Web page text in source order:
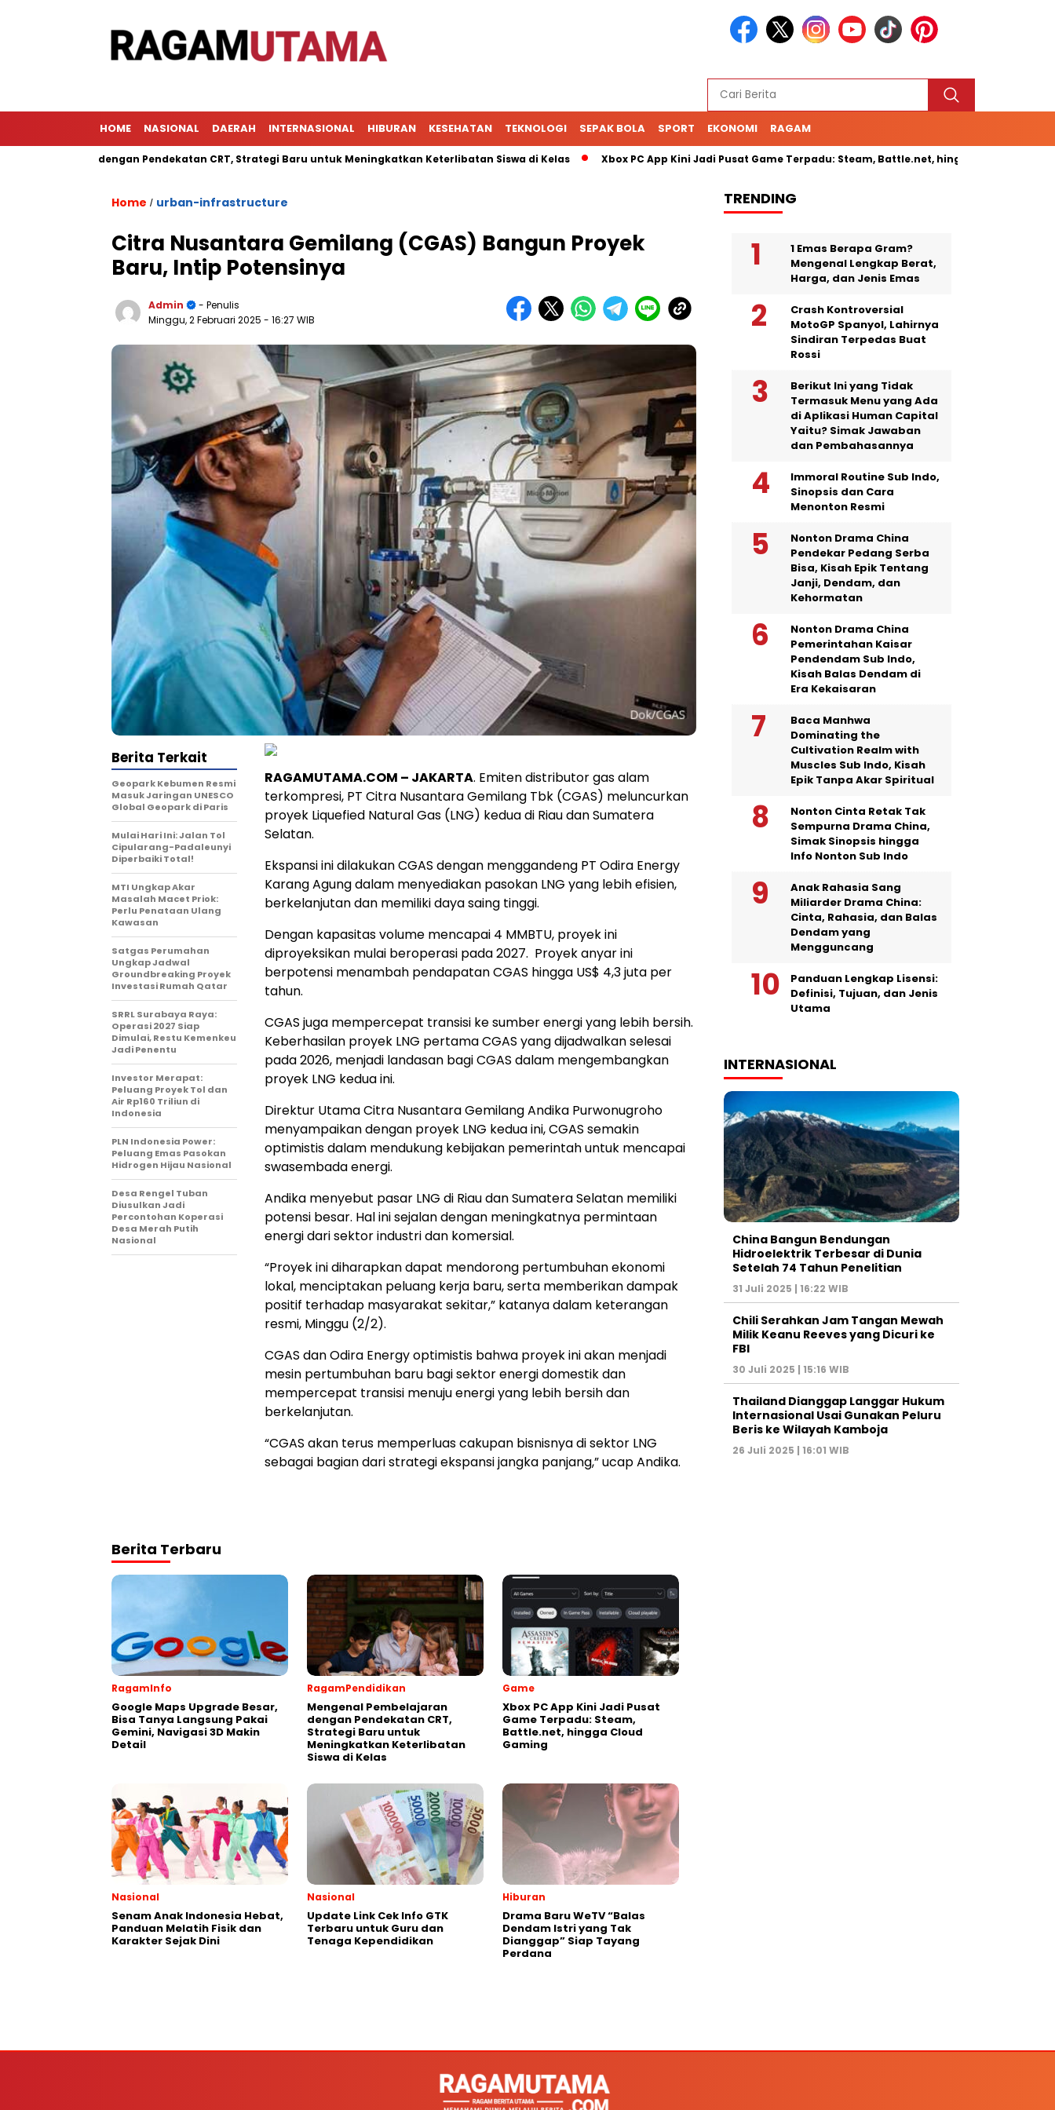
HOME NASIONAL DAERAH INTERNASIONAL HIBURAN KESEHATAN TEKNOLOGI SEPAK BOLA SPORT EKONOMI RAGAM
dengan Pendekatan CRT, Strategi Baru untuk Meningkatkan Keterlibatan Siswa di Kelas Xbox PC App Kini Jadi Pusat Game Terpadu: Steam, Battle.net, hingga Cloud Gaming
Home / urban-infrastructure
Citra Nusantara Gemilang (CGAS) Bangun Proyek
Baru, Intip Potensinya
Admin
- Penulis
Minggu, 2 Februari 2025 - 16:27 WIB
RAGAMUTAMA.COM – JAKARTA. Emiten distributor gas alam
terkompresi, PT Citra Nusantara Gemilang Tbk (CGAS) meluncurkan
proyek Liquefied Natural Gas (LNG) kedua di Riau dan Sumatera
Selatan.
Ekspansi ini dilakukan CGAS dengan menggandeng PT Odira Energy
Karang Agung dalam menyediakan pasokan LNG yang lebih efisien,
berkelanjutan dan memiliki daya saing tinggi.
Dengan kapasitas volume mencapai 4 MMBTU, proyek ini
diproyeksikan mulai beroperasi pada 2027. Proyek anyar ini
berpotensi menambah pendapatan CGAS hingga US$ 4,3 juta per
tahun.
CGAS juga mempercepat transisi ke sumber energi yang lebih bersih.
Keberhasilan proyek LNG pertama CGAS yang dijadwalkan selesai
pada 2026, menjadi landasan bagi CGAS dalam mengembangkan
proyek LNG kedua ini.
Direktur Utama Citra Nusantara Gemilang Andika Purwonugroho
menyampaikan dengan proyek LNG kedua ini, CGAS semakin
optimistis dalam mendukung kebijakan pemerintah untuk mencapai
swasembada energi.
Andika menyebut pasar LNG di Riau dan Sumatera Selatan memiliki
potensi besar. Hal ini sejalan dengan meningkatnya permintaan
energi dari sektor industri dan komersial.
“Proyek ini diharapkan dapat mendorong pertumbuhan ekonomi
lokal, menciptakan peluang kerja baru, serta memberikan dampak
positif terhadap masyarakat sekitar,” katanya dalam keterangan
resmi, Minggu (2/2).
CGAS dan Odira Energy optimistis bahwa proyek ini akan menjadi
mesin pertumbuhan baru bagi sektor energi domestik dan
mempercepat transisi menuju energi yang lebih bersih dan
berkelanjutan.
“CGAS akan terus memperluas cakupan bisnisnya di sektor LNG
sebagai bagian dari strategi ekspansi jangka panjang,” ucap Andika.
Berita Terkait
Geopark Kebumen Resmi
Masuk Jaringan UNESCO
Global Geopark di Paris
Mulai Hari Ini: Jalan Tol
Cipularang-Padaleunyi
Diperbaiki Total!
MTI Ungkap Akar
Masalah Macet Priok:
Perlu Penataan Ulang
Kawasan
Satgas Perumahan
Ungkap Jadwal
Groundbreaking Proyek
Investasi Rumah Qatar
SRRL Surabaya Raya:
Operasi 2027 Siap
Dimulai, Restu Kemenkeu
Jadi Penentu
Investor Merapat:
Peluang Proyek Tol dan
Air Rp160 Triliun di
Indonesia
PLN Indonesia Power:
Peluang Emas Pasokan
Hidrogen Hijau Nasional
Desa Rengel Tuban
Diusulkan Jadi
Percontohan Koperasi
Desa Merah Putih
Nasional
Berita Terbaru
RagamInfo
Google Maps Upgrade Besar,
Bisa Tanya Langsung Pakai
Gemini, Navigasi 3D Makin
Detail
RagamPendidikan
Mengenal Pembelajaran
dengan Pendekatan CRT,
Strategi Baru untuk
Meningkatkan Keterlibatan
Siswa di Kelas
Game
Xbox PC App Kini Jadi Pusat
Game Terpadu: Steam,
Battle.net, hingga Cloud
Gaming
Nasional
Senam Anak Indonesia Hebat,
Panduan Melatih Fisik dan
Karakter Sejak Dini
Nasional
Update Link Cek Info GTK
Terbaru untuk Guru dan
Tenaga Kependidikan
Hiburan
Drama Baru WeTV “Balas
Dendam Istri yang Tak
Dianggap” Siap Tayang
Perdana
TRENDING
1 Emas Berapa Gram?
Mengenal Lengkap Berat,
Harga, dan Jenis Emas
Crash Kontroversial
MotoGP Spanyol, Lahirnya
Sindiran Terpedas Buat
Rossi
Berikut Ini yang Tidak
Termasuk Menu yang Ada
di Aplikasi Human Capital
Yaitu? Simak Jawaban
dan Pembahasannya
Immoral Routine Sub Indo,
Sinopsis dan Cara
Menonton Resmi
Nonton Drama China
Pendekar Pedang Serba
Bisa, Kisah Epik Tentang
Janji, Dendam, dan
Kehormatan
Nonton Drama China
Pemerintahan Kaisar
Pendendam Sub Indo,
Kisah Balas Dendam di
Era Kekaisaran
Baca Manhwa
Dominating the
Cultivation Realm with
Muscles Sub Indo, Kisah
Epik Tanpa Akar Spiritual
Nonton Cinta Retak Tak
Sempurna Drama China,
Simak Sinopsis hingga
Info Nonton Sub Indo
Anak Rahasia Sang
Miliarder Drama China:
Cinta, Rahasia, dan Balas
Dendam yang
Mengguncang
Panduan Lengkap Lisensi:
Definisi, Tujuan, dan Jenis
Utama
INTERNASIONAL
China Bangun Bendungan
Hidroelektrik Terbesar di Dunia
Setelah 74 Tahun Penelitian
31 Juli 2025 | 16:22 WIB
Chili Serahkan Jam Tangan Mewah
Milik Keanu Reeves yang Dicuri ke
FBI
30 Juli 2025 | 15:16 WIB
Thailand Dianggap Langgar Hukum
Internasional Usai Gunakan Peluru
Beris ke Wilayah Kamboja
26 Juli 2025 | 16:01 WIB